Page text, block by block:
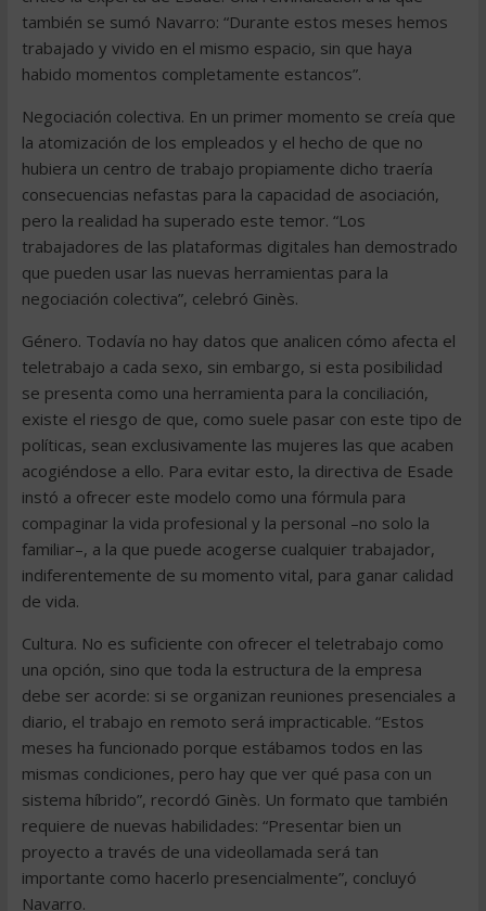
también se sumó Navarro: “Durante estos meses hemos
trabajado y vivido en el mismo espacio, sin que haya
habido momentos completamente estancos”.
Negociación colectiva. En un primer momento se creía que
la atomización de los empleados y el hecho de que no
hubiera un centro de trabajo propiamente dicho traería
consecuencias nefastas para la capacidad de asociación,
pero la realidad ha superado este temor. “Los
trabajadores de las plataformas digitales han demostrado
que pueden usar las nuevas herramientas para la
negociación colectiva”, celebró Ginès.
Género. Todavía no hay datos que analicen cómo afecta el
teletrabajo a cada sexo, sin embargo, si esta posibilidad
se presenta como una herramienta para la conciliación,
existe el riesgo de que, como suele pasar con este tipo de
políticas, sean exclusivamente las mujeres las que acaben
acogiéndose a ello. Para evitar esto, la directiva de Esade
instó a ofrecer este modelo como una fórmula para
compaginar la vida profesional y la personal –no solo la
familiar–, a la que puede acogerse cualquier trabajador,
indiferentemente de su momento vital, para ganar calidad
de vida.
Cultura. No es suficiente con ofrecer el teletrabajo como
una opción, sino que toda la estructura de la empresa
debe ser acorde: si se organizan reuniones presenciales a
diario, el trabajo en remoto será impracticable. “Estos
meses ha funcionado porque estábamos todos en las
mismas condiciones, pero hay que ver qué pasa con un
sistema híbrido”, recordó Ginès. Un formato que también
requiere de nuevas habilidades: “Presentar bien un
proyecto a través de una videollamada será tan
importante como hacerlo presencialmente”, concluyó
Navarro.